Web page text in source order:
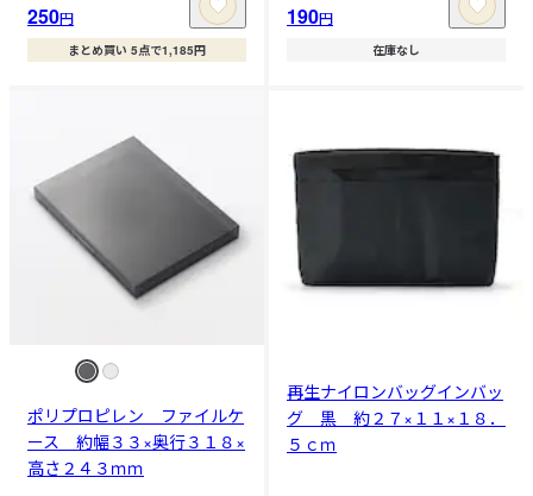
250円
まとめ買い 5点で1,185円
190円
在庫なし
ポリプロピレン ファイルケ
ース 約幅３３×奥行３１８×
高さ２４３ｍｍ
再生ナイロンバッグインバッ
グ 黒 約２７×１１×１８．
５ｃｍ